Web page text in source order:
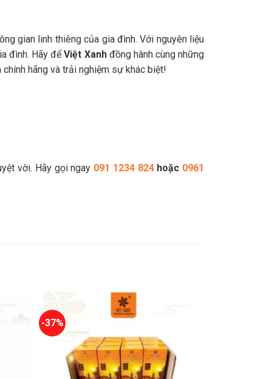
gian linh thiêng của gia đình. Với nguyên liệu
đình. Hãy đểViệt Xanhđồng hành cùng những
hãng và trải nghiệm sự khác biệt!
vời. Hãy gọi ngay 091 1234 824hoặc 0961
-37%